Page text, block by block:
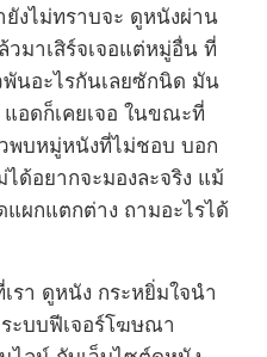
ยังไม่ทราบจะ ดูหนังผ่าน
วมาเสิร์จเจอแต่หมู่อื่น ที่
พันอะไรกันเลยซักนิด มัน
แอดก็เคยเจอ ในขณะที่
พบหมู่หนังที่ไม่ชอบ บอก
ด้อยากจะมองละจริง แม้
ผกแตกต่าง ถามอะไรได้
รา ดูหนัง กระหยิ่มใจนำ
ะบบฟีเจอร์โฆษณา